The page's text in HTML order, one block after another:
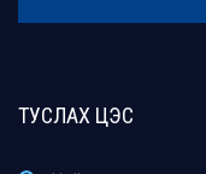
ТУСЛАХ ЦЭС